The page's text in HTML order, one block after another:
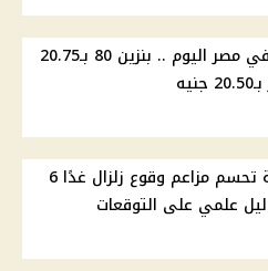
أسعار الوقود في مصر اليوم .. بنزين 80 بـ20.75
البحوث الفلكية تحسم مزاعم وقوع زلزال غدًا 6
علمي على التوقعات